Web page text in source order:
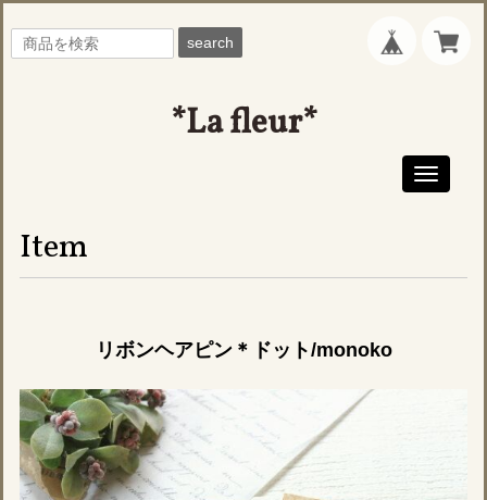
search
*La fleur*
Toggle
Item
リボンヘアピン＊ドット/monoko